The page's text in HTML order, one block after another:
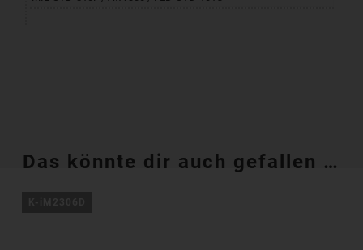
Das könnte dir auch gefallen …